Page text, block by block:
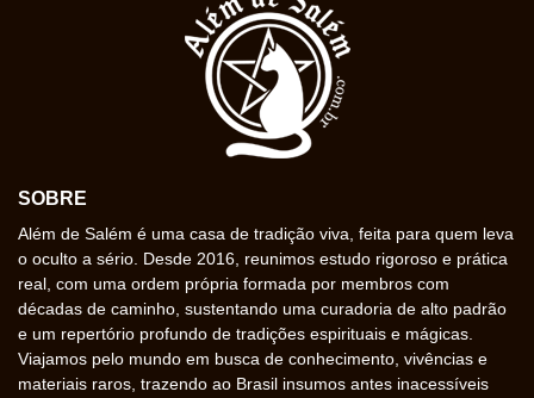
SOBRE
Além de Salém é uma casa de tradição viva, feita para quem leva
o oculto a sério. Desde 2016, reunimos estudo rigoroso e prática
real, com uma ordem própria formada por membros com
décadas de caminho, sustentando uma curadoria de alto padrão
e um repertório profundo de tradições espirituais e mágicas.
Viajamos pelo mundo em busca de conhecimento, vivências e
materiais raros, trazendo ao Brasil insumos antes inacessíveis